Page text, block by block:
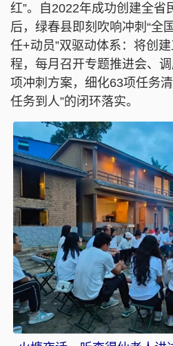
红”。自2022年成功创建全省
后，绿春县即刻吹响冲刺“全
任+动员”双驱动体系：将创
程，每月召开专题推进会、
项冲刺方案，细化63项任务清
任务到人”的闭环落实。